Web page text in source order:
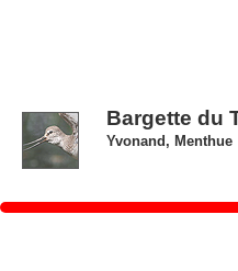
Bargette du
Yvonand, Menthue